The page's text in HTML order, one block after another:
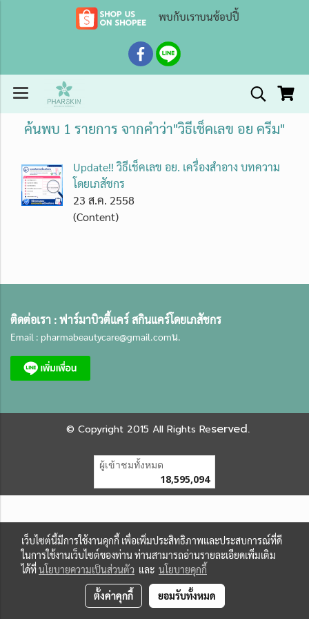
พบกับเราบนช้อปปี้
ค้นพบ 1 รายการ จากคำว่า"วิธีเช็คเลข อย ครีม"
Update!! วิธีเช็คเลข อย. เครื่องสำอาง บทความ
โดยเภสัชกร
23 ส.ค. 2558
(Content)
ติดต่อเรา :ฟาร์มาบิวตี้แคร์ สกินแคร์โดยเภสัชกร
Email : pharmabeautycare@gmail.comน.
© Copyright 2015 All Rights Reserved.
ผู้เข้าชมทั้งหมด
18,595,094
เว็บไซต์นี้มีการใช้งานคุกกี้ เพื่อเพิ่มประสิทธิภาพและประสบการณ์ที่ดี
ในการใช้งานเว็บไซต์ของท่าน ท่านสามารถอ่านรายละเอียดเพิ่มเติม
ได้ที่นโยบายความเป็นส่วนตัว และ นโยบายคุกกี้
ตั้งค่าคุกกี้ ยอมรับทั้งหมด